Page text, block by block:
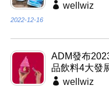
wellwiz
2022-12-16
ADM發布
品飲料4大發
wellwiz